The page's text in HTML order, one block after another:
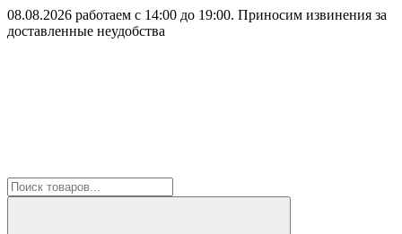
08.08.2026 работаем с 14:00 до 19:00. Приносим извинения за
доставленные неудобства